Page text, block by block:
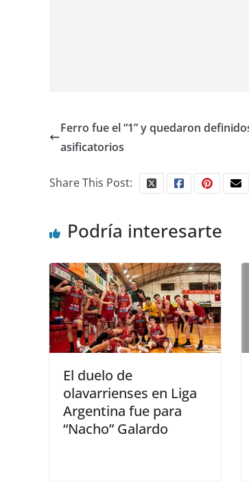
Ferro fue el “1” y quedaron
asificatorios
Share This Post:
Podría interesarte
El duelo de
olavarrienses en Liga
Argentina fue para
“Nacho” Galardo